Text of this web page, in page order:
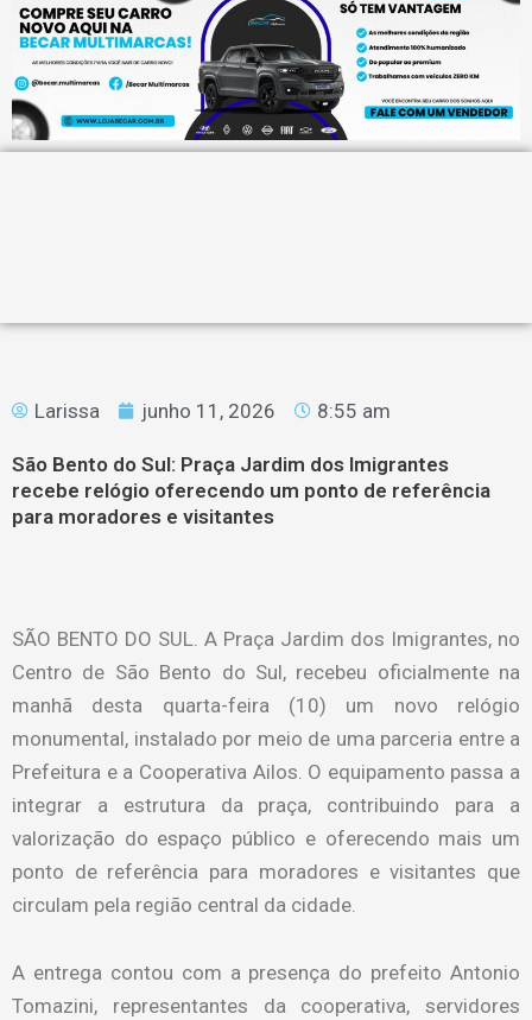
Larissa junho 11, 2026 8:55 am
São Bento do Sul: Praça Jardim dos Imigrantes
recebe relógio oferecendo um ponto de referência
para moradores e visitantes
SÃO BENTO DO SUL. A Praça Jardim dos Imigrantes, no
Centro de São Bento do Sul, recebeu oficialmente na
manhã desta quarta-feira (10) um novo relógio
monumental, instalado por meio de uma parceria entre a
Prefeitura e a Cooperativa Ailos. O equipamento passa a
integrar a estrutura da praça, contribuindo para a
valorização do espaço público e oferecendo mais um
ponto de referência para moradores e visitantes que
circulam pela região central da cidade.
A entrega contou com a presença do prefeito Antonio
Tomazini, representantes da cooperativa, servidores